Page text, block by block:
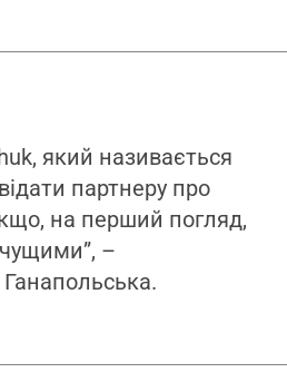
який називається
партнеру про
на перший погляд,
–